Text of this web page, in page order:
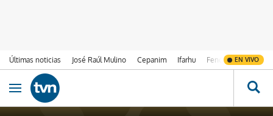
Últimas noticias José Raúl Mulino Cepanim Ifarhu Fenómeno de El
EN VIVO
Ir al contenido
Obrir navegació